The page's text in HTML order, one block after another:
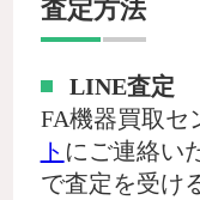
査定方法
LINE査定
FA機器買取セ
ト にご連絡い
で査定を受け